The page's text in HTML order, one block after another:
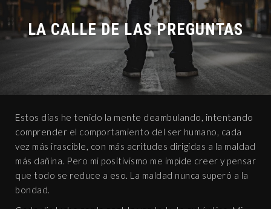
LA CALLE DE LAS PREGUNTAS
Estos días he tenido la mente deambulando, intentando
comprender el comportamiento del ser humano, cada
vez más irascible, con más acritudes dirigidas a la maldad
más dañina. Pero mi positivismo me impide creer y pensar
que todo se reduce a eso. La maldad nunca superó a la
bondad.